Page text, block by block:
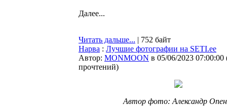
Далее...
Читать дальше... | 752 байт
Нарва : Лучшие фотографии на SETI.ee
Автор: MONMOON в 05/06/2023 07:00:00
прочтений)
Автор фото: Александр